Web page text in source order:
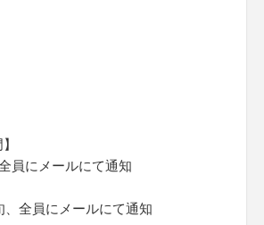
員にメールにて通知
、全員にメールにて通知